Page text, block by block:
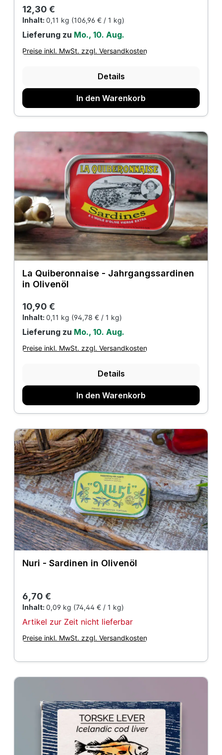
Regulärer Preis:
12,30 €
Inhalt: 0,11 kg (106,96 € / 1 kg)
Lieferung zu Mo., 10. Aug.
Preise inkl. MwSt. zzgl. Versandkosten
Details
In den Warenkorb
La Quiberonnaise - Jahrgangssardinen
in Olivenöl
Regulärer Preis:
10,90 €
Inhalt: 0,11 kg (94,78 € / 1 kg)
Lieferung zu Mo., 10. Aug.
Preise inkl. MwSt. zzgl. Versandkosten
Details
In den Warenkorb
Nuri - Sardinen in Olivenöl
Regulärer Preis:
6,70 €
Inhalt: 0,09 kg (74,44 € / 1 kg)
Artikel zur Zeit nicht lieferbar
Preise inkl. MwSt. zzgl. Versandkosten